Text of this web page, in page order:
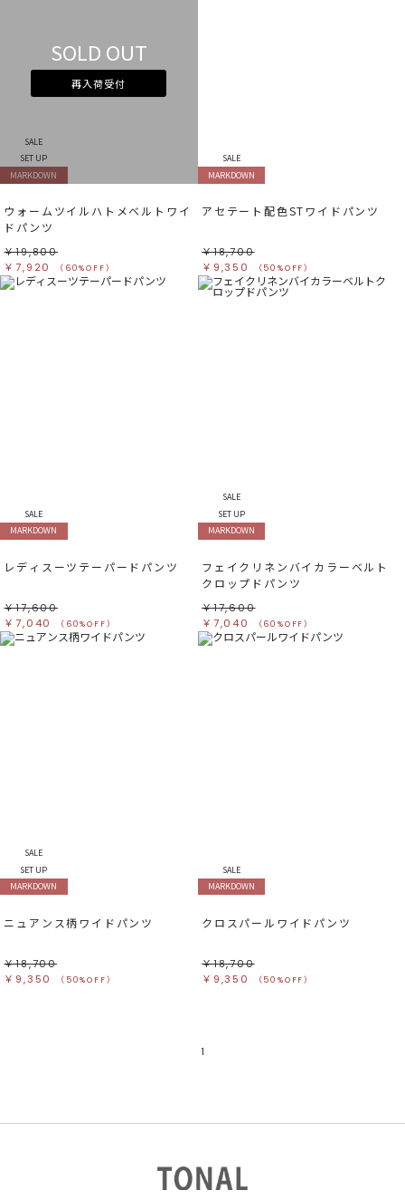
SOLD OUT
再入荷受付
SALE
SET UP
MARKDOWN
ウォームツイルハトメベルトワイ
ドパンツ
￥19,800
￥7,920
（60%OFF）
SALE
MARKDOWN
アセテート配色STワイドパンツ
￥18,700
￥9,350
（50%OFF）
SALE
MARKDOWN
レディスーツテーパードパンツ
￥17,600
￥7,040
（60%OFF）
SALE
SET UP
MARKDOWN
フェイクリネンバイカラーベルト
クロップドパンツ
￥17,600
￥7,040
（60%OFF）
SALE
SET UP
MARKDOWN
ニュアンス柄ワイドパンツ
￥18,700
￥9,350
（50%OFF）
SALE
MARKDOWN
クロスパールワイドパンツ
￥18,700
￥9,350
（50%OFF）
1